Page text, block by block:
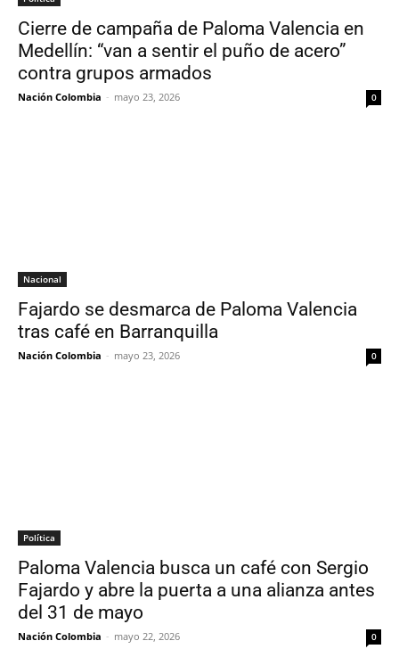
Cierre de campaña de Paloma Valencia en
Medellín: “van a sentir el puño de acero”
contra grupos armados
Nación Colombia - mayo 23, 2026 0
Nacional
Fajardo se desmarca de Paloma Valencia
tras café en Barranquilla
Nación Colombia - mayo 23, 2026 0
Política
Paloma Valencia busca un café con Sergio
Fajardo y abre la puerta a una alianza antes
del 31 de mayo
Nación Colombia - mayo 22, 2026 0